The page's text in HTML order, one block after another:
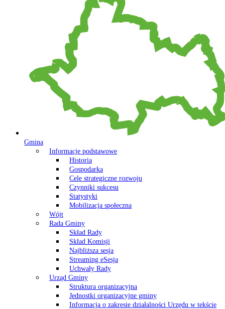
Gmina
Informacje podstawowe
Historia
Gospodarka
Cele strategiczne rozwoju
Czynniki sukcesu
Statystyki
Mobilizacja społeczna
Wójt
Rada Gminy
Skład Rady
Skład Komisji
Najbliższa sesja
Streaming eSesja
Uchwały Rady
Urząd Gminy
Struktura organizacyjna
Jednostki organizacyjne gminy
Informacja o zakresie działalności Urzędu w tekście